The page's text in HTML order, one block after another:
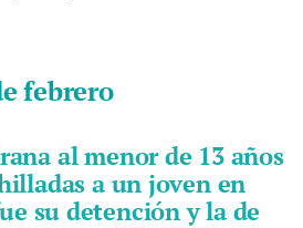
febrero
al menor de 13 años
a un joven en
su detención y la de